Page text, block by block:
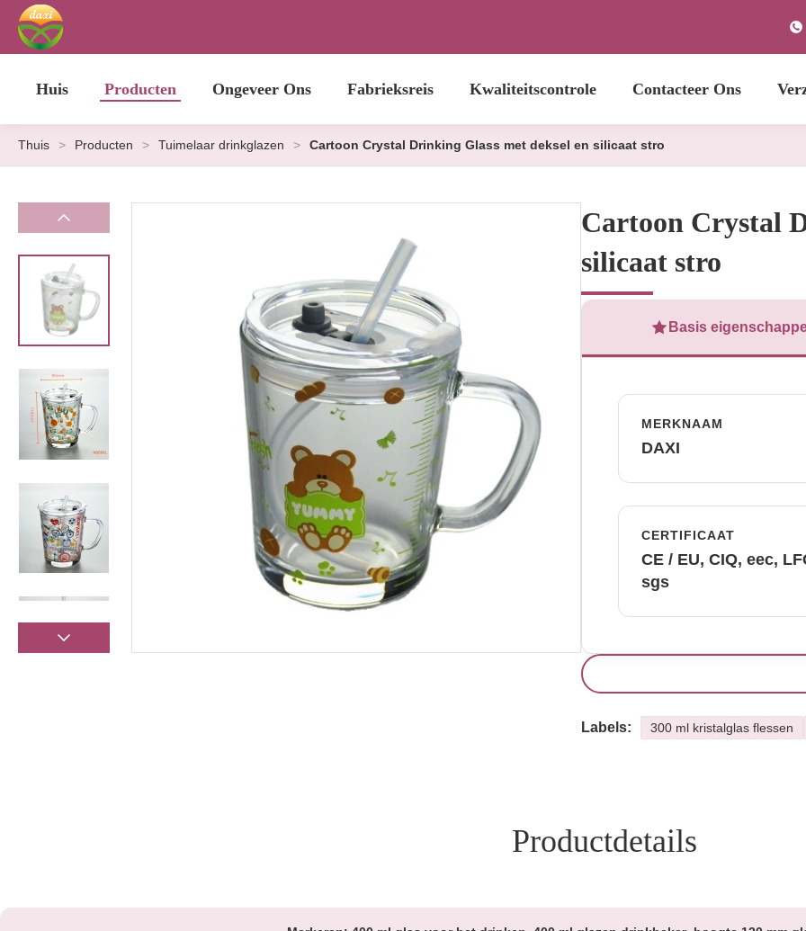
Huis Producten Ongeveer Ons Fabrieksreis Kwaliteitscontrole Contacteer Ons
Thuis > Producten > Tuimelaar drinkglazen > Cartoon Crystal Drinking Glass met deksel en silicaat stro
Cartoon Crystal
silicaat stro
Basis
MERKNAAM
DAXI
CERTIFICAAT
CE / EU, CIQ, eec,
sgs
Labels: 300 ml kristalglas flessen
Productdetails